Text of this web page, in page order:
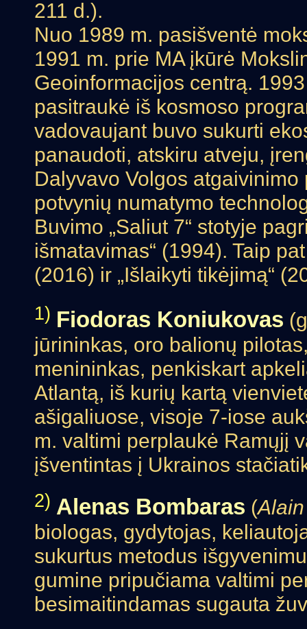
211 d.).
Nuo 1989 m. pasišventė
1991 m. prie MA įkūrė
Geoinformacijos centrą.
pasitraukė iš kosmoso
vadovaujant buvo sukurti
panaudoti, atskiru atveju,
Dalyvavo Volgos
potvynių numatymo
Buvimo „Saliut 7“ stotyje
išmatavimas“ (1994). Taip
(2016) ir „Išlaikyti tikėjimą“
1) Fiodoras Koniukovas
jūrininkas, oro balionų
menininkas, penkiskart
Atlantą, iš kurių kartą
ašigaliuose, visoje 7-iose
m. valtimi perplaukė Ramųjį
įšventintas į Ukrainos
2) Alenas Bombaras (
biologas, gydytojas,
sukurtus metodus
gumine pripučiama valtimi
besimaitindamas sugauta